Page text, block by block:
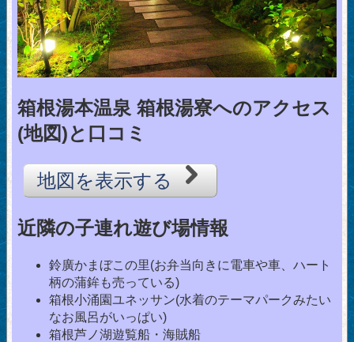
箱根湯本温泉 箱根湯寮へのアクセス
(地図)と口コミ
地図を表示する
近隣の子連れ遊び場情報
鈴廣かまぼこの里(お弁当向きに電車や車、ハート
柄の蒲鉾も売っている)
箱根小涌園ユネッサン(水着のテーマパークみたい
なお風呂がいっぱい)
箱根芦ノ湖遊覧船・海賊船